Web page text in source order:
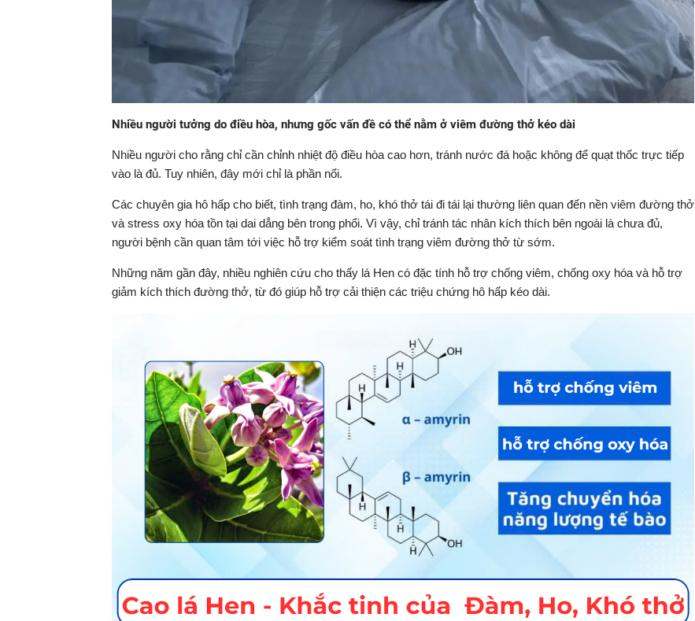
Nhiều người tưởng do điều hòa, nhưng gốc vấn đề có thể nằm ở viêm đường thở kéo dài
Nhiều người cho rằng chỉ cần chỉnh nhiệt độ điều hòa cao hơn, tránh nước đá hoặc không để quạt thốc trực tiếp
vào là đủ. Tuy nhiên, đây mới chỉ là phần nổi.
Các chuyên gia hô hấp cho biết, tình trạng đàm, ho, khó thở tái đi tái lại thường liên quan đến nền viêm đường thở
và stress oxy hóa tồn tại dai dẳng bên trong phổi. Vì vậy, chỉ tránh tác nhân kích thích bên ngoài là chưa đủ,
người bệnh cần quan tâm tới việc hỗ trợ kiểm soát tình trạng viêm đường thở từ sớm.
Những năm gần đây, nhiều nghiên cứu cho thấy lá Hen có đặc tính hỗ trợ chống viêm, chống oxy hóa và hỗ trợ
giảm kích thích đường thở, từ đó giúp hỗ trợ cải thiện các triệu chứng hô hấp kéo dài.